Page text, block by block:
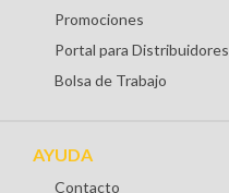
Promociones
Portal para Distribuidores
Bolsa de Trabajo
AYUDA
Contacto